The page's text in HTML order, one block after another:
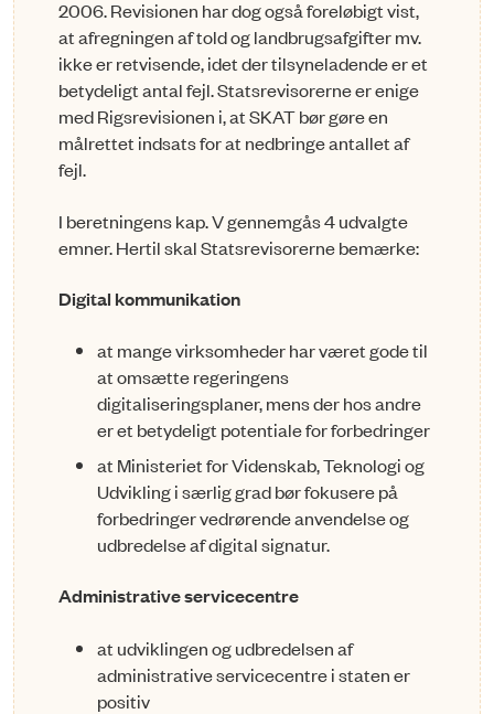
2006. Revisionen har dog også foreløbigt vist,
at afregningen af told og landbrug­s­af­gifter mv.
ikke er retvisende, idet der tilsyneladende er et
betydeligt antal fejl. Statsrevisorer­ne er enige
med Rigsrevisionen i, at SKAT bør gøre en
målrettet indsats for at nedbringe antallet af
fejl.
I beretningens kap. V gennemgås 4 udvalgte
emner. Hertil skal Statsrevisorerne bemærke:
Digital kommunikation
at mange virksomheder har været gode til
at omsætte regeringens
digitaliseringsplaner, mens der hos andre
er et betydeligt potentiale for forbedringer
at Ministeriet for Videnskab, Teknologi og
Udvikling i særlig grad bør fokusere på
forbedringer vedrørende anvendelse og
udbredelse af digital signatur.
Administrative servicecentre
at udviklingen og udbredelsen af
administrative servicecentre i staten er
positiv